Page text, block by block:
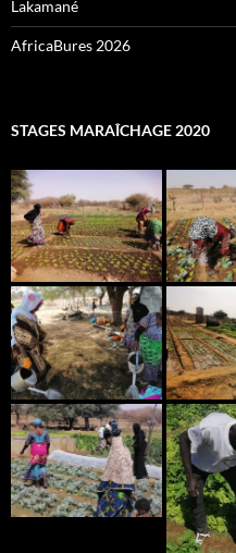
Lakamané
AfricaBures 2026
STAGES MARAÎCHAGE 2020